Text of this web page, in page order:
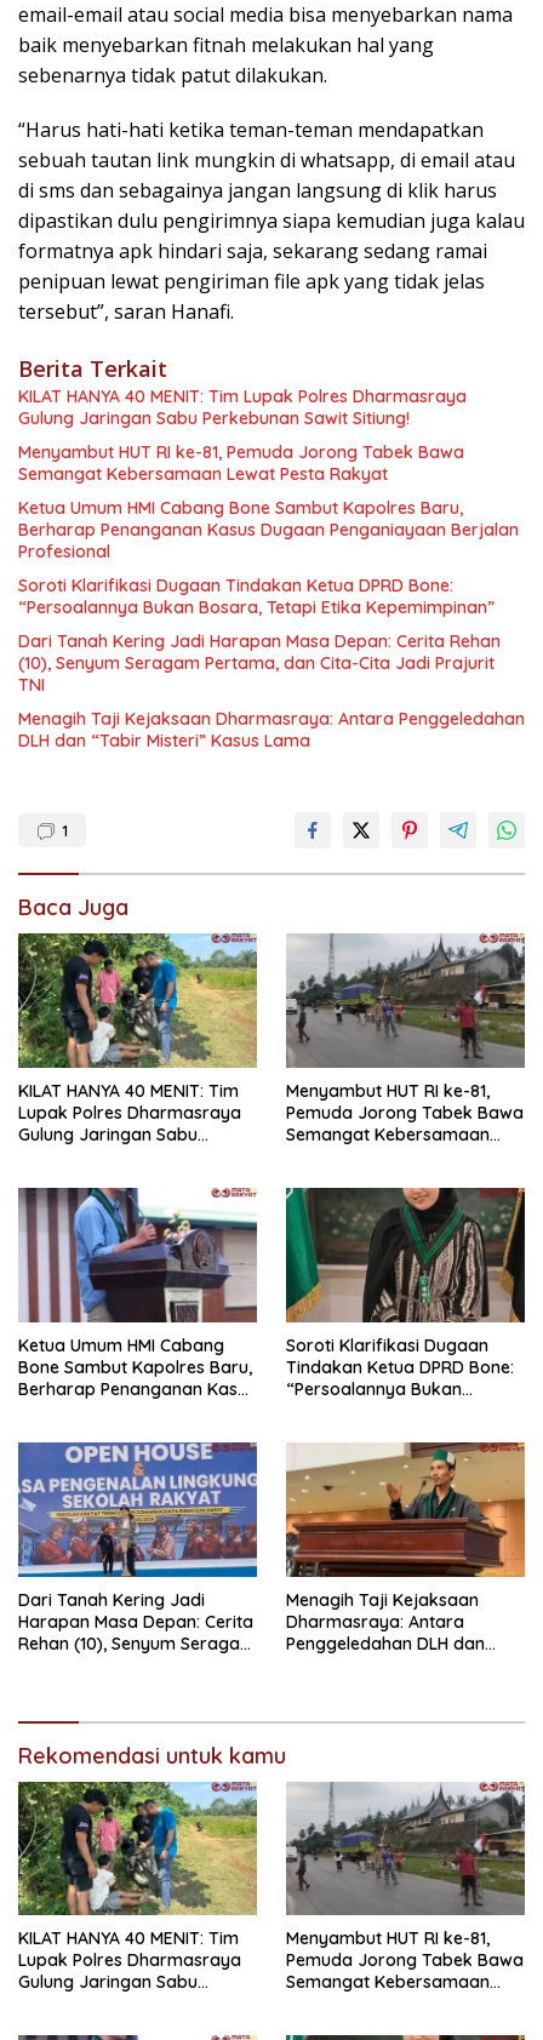
email-email atau social media bisa menyebarkan nama
baik menyebarkan fitnah melakukan hal yang
sebenarnya tidak patut dilakukan.
“Harus hati-hati ketika teman-teman mendapatkan
sebuah tautan link mungkin di whatsapp, di email atau
di sms dan sebagainya jangan langsung di klik harus
dipastikan dulu pengirimnya siapa kemudian juga kalau
formatnya apk hindari saja, sekarang sedang ramai
penipuan lewat pengiriman file apk yang tidak jelas
tersebut”, saran Hanafi.
Berita Terkait
KILAT HANYA 40 MENIT: Tim Lupak Polres Dharmasraya
Gulung Jaringan Sabu Perkebunan Sawit Sitiung!
Menyambut HUT RI ke-81, Pemuda Jorong Tabek Bawa
Semangat Kebersamaan Lewat Pesta Rakyat
Ketua Umum HMI Cabang Bone Sambut Kapolres Baru,
Berharap Penanganan Kasus Dugaan Penganiayaan Berjalan
Profesional
Soroti Klarifikasi Dugaan Tindakan Ketua DPRD Bone:
“Persoalannya Bukan Bosara, Tetapi Etika Kepemimpinan”
Dari Tanah Kering Jadi Harapan Masa Depan: Cerita Rehan
(10), Senyum Seragam Pertama, dan Cita-Cita Jadi Prajurit
TNI
Menagih Taji Kejaksaan Dharmasraya: Antara Penggeledahan
DLH dan “Tabir Misteri” Kasus Lama
1
Baca Juga
KILAT HANYA 40 MENIT: Tim
Lupak Polres Dharmasraya
Gulung Jaringan Sabu
Menyambut HUT RI ke-81,
Pemuda Jorong Tabek Bawa
Semangat Kebersamaan
Ketua Umum HMI Cabang
Bone Sambut Kapolres Baru,
Berharap Penanganan Kasus
Soroti Klarifikasi Dugaan
Tindakan Ketua DPRD Bone:
“Persoalannya Bukan
Dari Tanah Kering Jadi
Harapan Masa Depan: Cerita
Rehan (10), Senyum Seragam
Menagih Taji Kejaksaan
Dharmasraya: Antara
Penggeledahan DLH dan
Rekomendasi untuk kamu
KILAT HANYA 40 MENIT: Tim
Lupak Polres Dharmasraya
Gulung Jaringan Sabu
Menyambut HUT RI ke-81,
Pemuda Jorong Tabek Bawa
Semangat Kebersamaan